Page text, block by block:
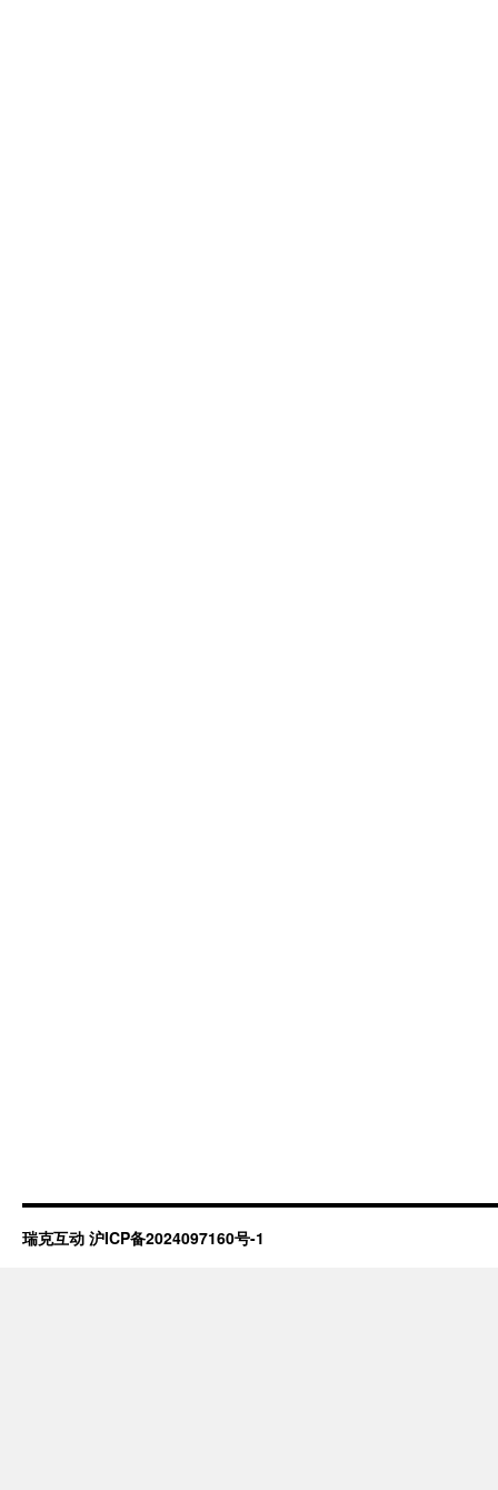
瑞克互动 沪ICP备2024097160号-1